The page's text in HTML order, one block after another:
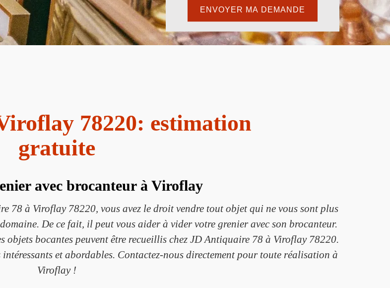
78220: estimation
gratuite
avec brocanteur à Viroflay
78 à Viroflay 78220, vous avez le droit vendre tout objet qui ne vous sont plus
De ce fait, il peut vous aider à vider votre grenier avec son brocanteur.
objets bocantes peuvent être recueillis chez JD Antiquaire 78 à Viroflay 78220.
et abordables. Contactez-nous directement pour toute réalisation à
Viroflay !